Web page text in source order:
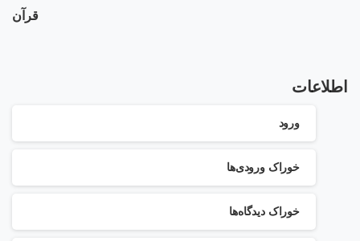
قرآن
اطلاعات
ورود
خوراک ورودی‌ها
خوراک دیدگاه‌ها